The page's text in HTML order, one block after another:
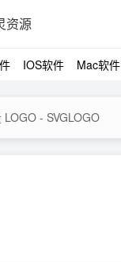
资源
IOS软件 Mac软件
- SVGLOGO